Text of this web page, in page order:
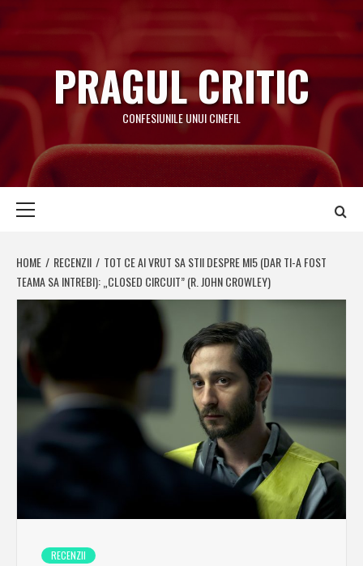
to
content
PRAGUL CRITIC
CONFESIUNILE UNUI CINEFIL
HOME RECENZII
TOT CE AI VRUT SA STII DESPRE MI5 (DAR TI-A FOST
TEAMA SA INTREBI): „CLOSED CIRCUIT” (R. JOHN CROWLEY)
RECENZII